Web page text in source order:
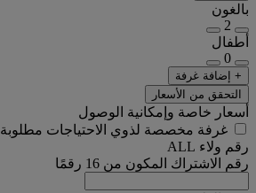
بالغون
2
أطفال
0
+ إضافة غرفة
التحقق من الأسعار
أسعار خاصة وإمكانية الوصول
غرفة مخصصة لذوي الاحتياجات مطلوبة
رقم ولاء ALL
رقم الاشتراك المكون من 16 رقمًا